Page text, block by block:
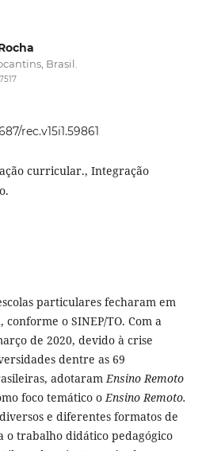
Brasil.
rec.v15i1.59861
curricular., Integração
particulares fecharam em
o SINEP/TO. Com a
de 2020, devido à crise
dentre as 69
adotaramEnsino Remoto
foco temático oEnsino Remoto.
e diferentes formatos de
o trabalho didático pedagógico